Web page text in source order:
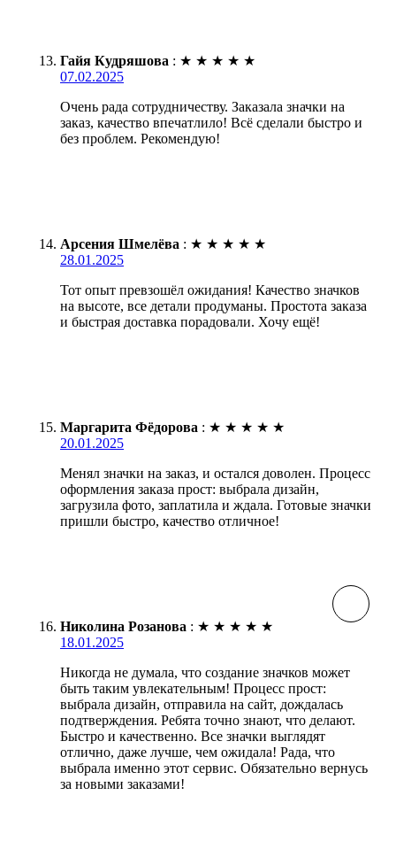
Гайя Кудряшова : ★ ★ ★ ★ ★
07.02.2025
Очень рада сотрудничеству. Заказала значки на
заказ, качество впечатлило! Всё сделали быстро и
без проблем. Рекомендую!
Арсения Шмелёва : ★ ★ ★ ★ ★
28.01.2025
Тот опыт превзошёл ожидания! Качество значков
на высоте, все детали продуманы. Простота заказа
и быстрая доставка порадовали. Хочу ещё!
Маргарита Фёдорова : ★ ★ ★ ★ ★
20.01.2025
Менял значки на заказ, и остался доволен. Процесс
оформления заказа прост: выбрала дизайн,
загрузила фото, заплатила и ждала. Готовые значки
пришли быстро, качество отличное!
Николина Розанова : ★ ★ ★ ★ ★
18.01.2025
Никогда не думала, что создание значков может
быть таким увлекательным! Процесс прост:
выбрала дизайн, отправила на сайт, дождалась
подтверждения. Ребята точно знают, что делают.
Быстро и качественно. Все значки выглядят
отлично, даже лучше, чем ожидала! Рада, что
выбрала именно этот сервис. Обязательно вернусь
за новыми заказами!